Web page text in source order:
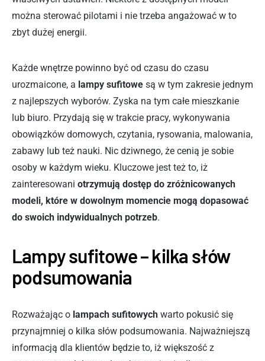
można sterować pilotami i nie trzeba angażować w to
zbyt dużej energii.
Każde wnętrze powinno być od czasu do czasu
urozmaicone, a lampy sufitowe są w tym zakresie jednym
z najlepszych wyborów. Zyska na tym całe mieszkanie
lub biuro. Przydają się w trakcie pracy, wykonywania
obowiązków domowych, czytania, rysowania, malowania,
zabawy lub też nauki. Nic dziwnego, że cenią je sobie
osoby w każdym wieku. Kluczowe jest też to, iż
zainteresowani otrzymują dostęp do zróżnicowanych
modeli, które w dowolnym momencie mogą dopasować
do swoich indywidualnych potrzeb.
Lampy sufitowe – kilka słów
podsumowania
Rozważając o lampach sufitowych warto pokusić się
przynajmniej o kilka słów podsumowania. Najważniejszą
informacją dla klientów będzie to, iż większość z